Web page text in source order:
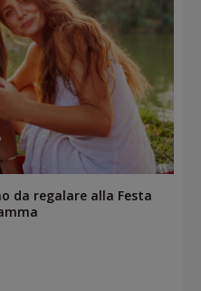
da regalare alla Festa